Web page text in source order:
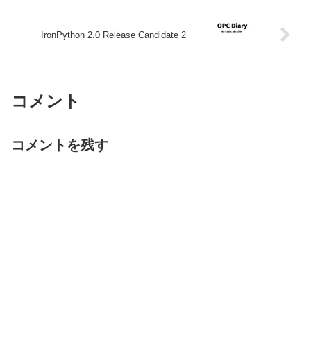
IronPython 2.0 Release Candidate 2
コメント
コメントを残す